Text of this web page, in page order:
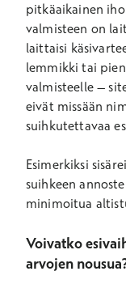
pitkäaikainen
valmisteen on
laittaisi
lemmikki tai
valmisteelle –
eivät missään
suihkutettavaa
Esimerkiksi
suihkeen
minimoitua
Voivatko
arvojen